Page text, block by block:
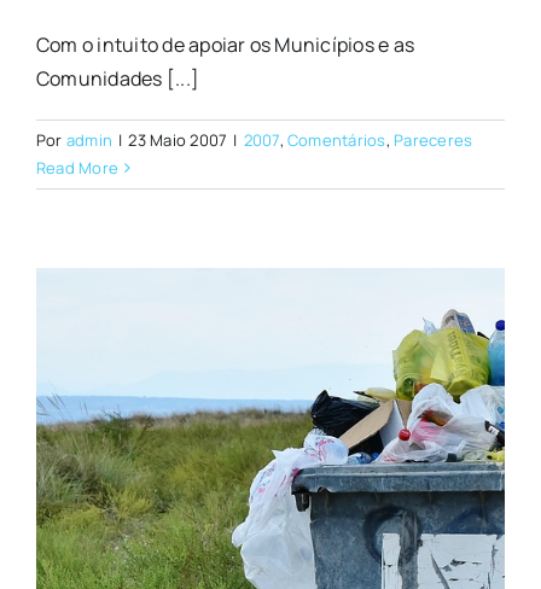
Com o intuito de apoiar os Municípios e as
Comunidades [...]
Por admin | 23 Maio 2007 | 2007,Comentários, Pareceres
Read More